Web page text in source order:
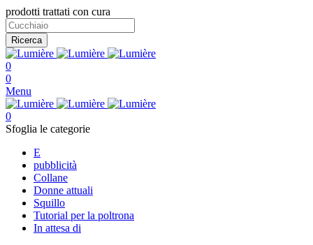
prodotti trattati con cura
Ricerca
0
0
Menu
0
Sfoglia le categorie
E
pubblicità
Collane
Donne attuali
Squillo
Tutorial per la poltrona
In attesa di